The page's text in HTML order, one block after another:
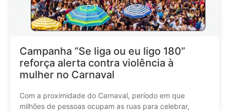
Campanha “Se liga ou eu ligo 180”
reforça alerta contra violência à
mulher no Carnaval
Com a proximidade do Carnaval, período em que
milhões de pessoas ocupam as ruas para celebrar,